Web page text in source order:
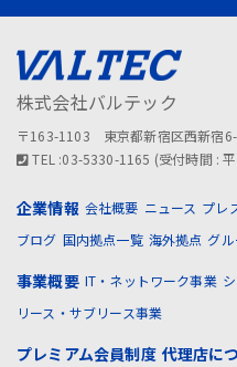
株式会社バルテック
〒163-1103 東京都新宿区西新宿
TEL :03-5330-1165 (受付時間 :
企業情報 会社概要 ニュース プレ
ブログ 国内拠点一覧 海外拠点 グ
事業概要 IT・ネットワーク事業
リース・サブリース事業
プレミアム会員制度 代理店に